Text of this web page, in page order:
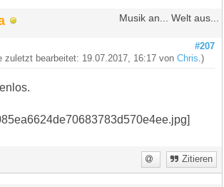
Musik an... Welt aus...
#207
zuletzt bearbeitet: 19.07.2017, 16:17 vonChris .)
Zitieren